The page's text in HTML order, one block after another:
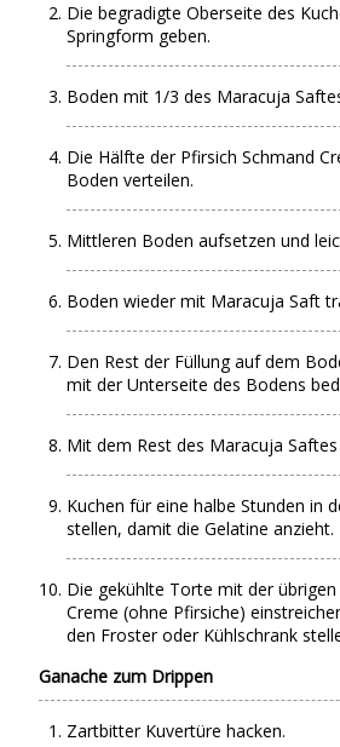
Die begradigte Oberseite des
Springform geben.
Boden mit 1/3 des Maracuja
Die Hälfte der Pfirsich Schmand
Boden verteilen.
Mittleren Boden aufsetzen und
Boden wieder mit Maracuja Saft
Den Rest der Füllung auf dem
mit der Unterseite des Bodens
Mit dem Rest des Maracuja
Kuchen für eine halbe Stunden in
stellen, damit die Gelatine anzieht.
Die gekühlte Torte mit der übrigen
Creme (ohne Pfirsiche)
den Froster oder Kühlschrank
Ganache zum Drippen
Zartbitter Kuvertüre hacken.